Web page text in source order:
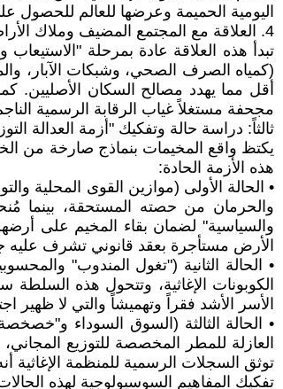
اليومية الحميمة وعرضها للعالم للحصول
4. العلاقة مع المجتمع المضيف وملاك الأراضي
تبدأ هذه العلاقة عادة بمرحلة
(كمياه الصرف الصحي، وشبكات الآبار،
أقل مما يهدد مصالح السكان الأصليين.
مجحفة مستغلاً غياب الرقابة الرسمية
ثالثاً: دراسة حالة وتفكيك "أزمة العدالة
يكتظ واقع المخيمات بنماذج صارخة من
هذه الأزمة الحادة:
• الحالة الأولى (موازين القوى المحلية
والحرمان من حصته المستحقة، بينما
والسياسية" لضمان بقاء المخيم على
الأرض مستأجرة بعقد قانوني تشرف عليه
• الحالة الثانية ("تغول المندوب"
الكوبونات الإغاثية، وتتحول هذه
الأسر الأشد فقراً وتهميشاً والتي لا
• الحالة الثالثة (السوق السوداء
العازلة للمطر المخصصة للتوزيع
توثق السجلات الرسمية للمنظمة الإغاثية
تفكيك المفاهيم السوسيولوجية لهذه